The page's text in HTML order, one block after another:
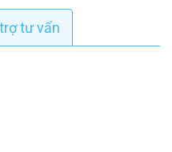
tư vấn